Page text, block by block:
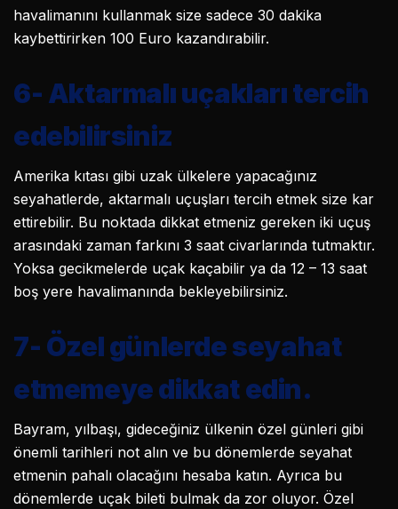
havalimanını kullanmak size sadece 30 dakika
kaybettirirken 100 Euro kazandırabilir.
6- Aktarmalı uçakları tercih
edebilirsiniz
Amerika kıtası gibi uzak ülkelere yapacağınız
seyahatlerde, aktarmalı uçuşları tercih etmek size kar
ettirebilir. Bu noktada dikkat etmeniz gereken iki uçuş
arasındaki zaman farkını 3 saat civarlarında tutmaktır.
Yoksa gecikmelerde uçak kaçabilir ya da 12 – 13 saat
boş yere havalimanında bekleyebilirsiniz.
7- Özel günlerde seyahat
etmemeye dikkat edin.
Bayram, yılbaşı, gideceğiniz ülkenin özel günleri gibi
önemli tarihleri not alın ve bu dönemlerde seyahat
etmenin pahalı olacağını hesaba katın. Ayrıca bu
dönemlerde uçak bileti bulmak da zor oluyor. Özel